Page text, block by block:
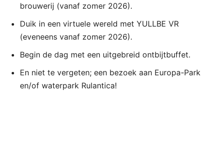
brouwerij (vanaf zomer 2026).
Duik in een virtuele wereld met YULLBE VR
(eveneens vanaf zomer 2026).
Begin de dag met een uitgebreid ontbijtbuffet.
En niet te vergeten; een bezoek aan Europa-Park
en/of waterpark Rulantica!